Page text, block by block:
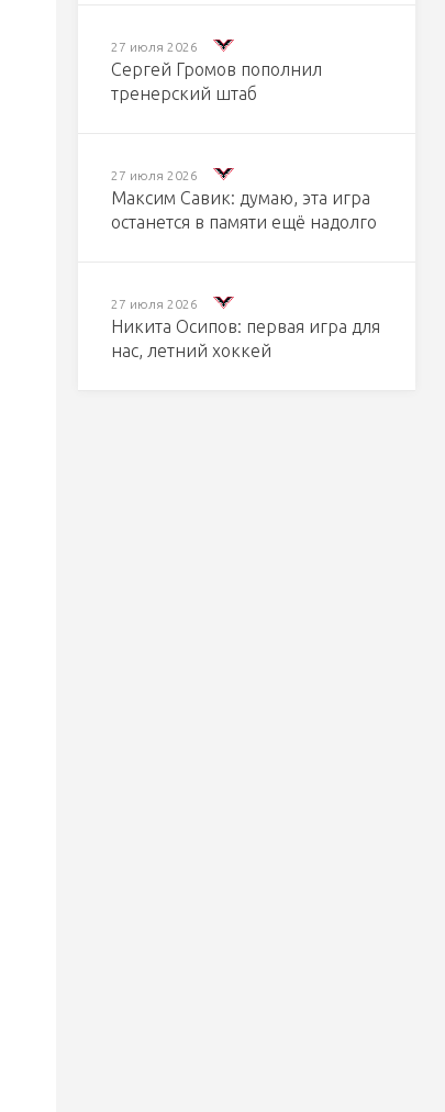
27 июля 2026
Сергей Громов пополнил
тренерский штаб
27 июля 2026
Максим Савик: думаю, эта игра
останется в памяти ещё надолго
27 июля 2026
Никита Осипов: первая игра для
нас, летний хоккей